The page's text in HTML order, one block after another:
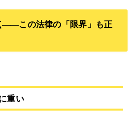
——この法律の「限界」も正
重い